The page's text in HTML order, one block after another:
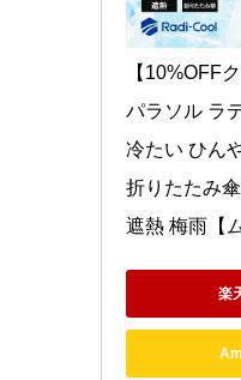
【10%OFF
パラソル ラ
冷たい ひん
折りたたみ
遮熱 梅雨【
楽